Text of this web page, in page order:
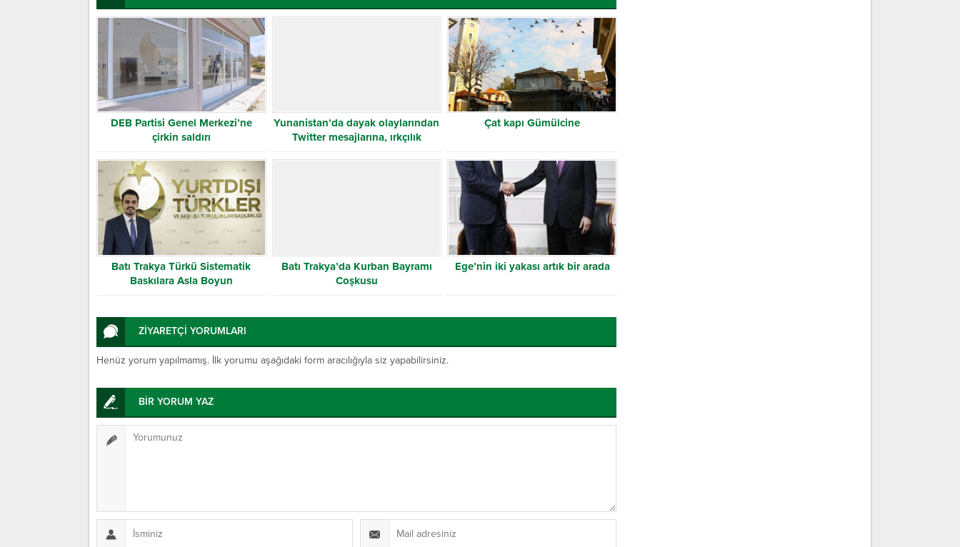
DEB Partisi Genel Merkezi’ne
çirkin saldırı
Yunanistan’da dayak olaylarından
Twitter mesajlarına, ırkçılık
yükselişte
Çat kapı Gümülcine
Batı Trakya Türkü Sistematik
Baskılara Asla Boyun
Eğmeyecektir
Batı Trakya’da Kurban Bayramı
Coşkusu
Ege’nin iki yakası artık bir arada
ZİYARETÇİ YORUMLARI
Henüz yorum yapılmamış. İlk yorumu aşağıdaki form aracılığıyla siz yapabilirsiniz.
BİR YORUM YAZ